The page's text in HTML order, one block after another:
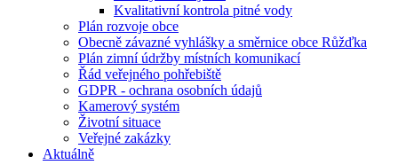
Kvalitativní kontrola pitné vody
Plán rozvoje obce
Obecně závazné vyhlášky a směrnice obce Růžďka
Plán zimní údržby místních komunikací
Řád veřejného pohřebiště
GDPR - ochrana osobních údajů
Kamerový systém
Životní situace
Veřejné zakázky
Aktuálně